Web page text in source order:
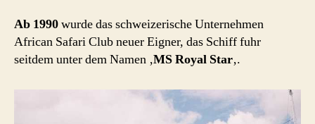
Ab 1990wurde das schweizerische Unternehmen
African Safari Club neuer Eigner, das Schiff fuhr
seitdem unter dem Namen ‚MS Royal Star‚.